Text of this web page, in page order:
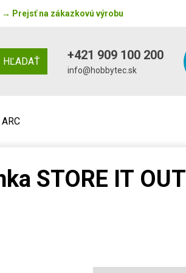
→ Prejsť na zákazkovú výrobu
HĽADAŤ +421 909 100 200
info@hobbytec.sk
STORE IT OUT